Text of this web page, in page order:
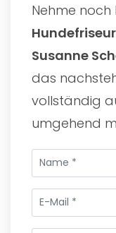
Nehme
Susanne
das
vollständig
umgehend